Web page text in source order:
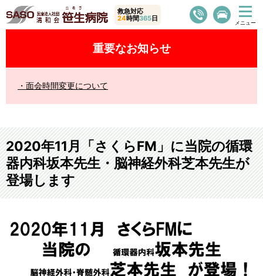
救急対応
24時間365日
重要なお知らせ
面会時間変更について
2020年11月「さくらFM」に当院の循環
器内科坂本先生・脳神経外科芝本先生が
登場します